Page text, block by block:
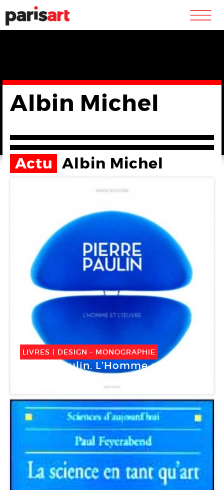
m
Albin Michel
Actu Albin Michel
LIVRES | DESIGN - MONOGRAPHIE
Pierre Paulin. L’Homme et